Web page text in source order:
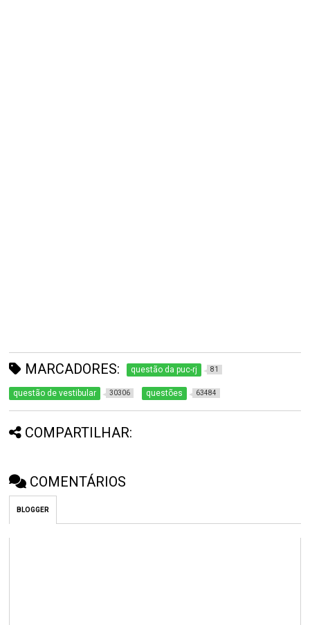
MARCADORES: questão da puc-rj 81
questão de vestibular 30306 questões 63484
COMPARTILHAR:
COMENTÁRIOS
BLOGGER